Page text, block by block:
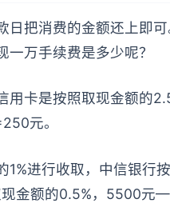
把消费的金额还上即
万手续费是多少呢？
卡是按照取现金额的
元。
进行收取，中信银行
现金额的0.5%，5500